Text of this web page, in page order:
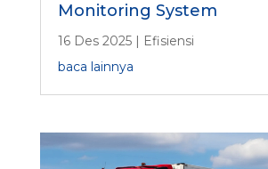
Monitoring System
16 Des 2025|
Efisiensi
baca lainnya